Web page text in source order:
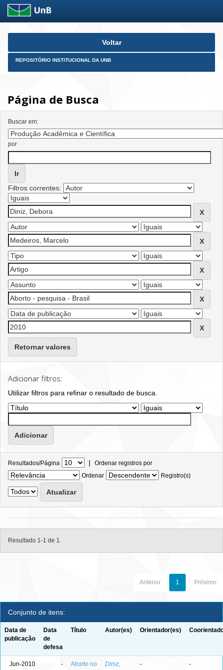
Skip
Voltar
REPOSITÓRIO INSTITUCIONAL DA UNB
Página de Busca
Buscar em:
por
Filtros correntes:
Retornar valores
Adicionar filtros:
Utilizar filtros para refinar o resultado de busca.
Resultados/Página | Ordenar registros por
Ordenar
Registro(s)
Resultado 1-1 de 1.
Anterior 1 Próximo
Conjunto de itens:
Data de
publicação
Data
de
defesa
Título Autor(es) Orientador(es)
Jun-2010 -
Aborto no
Diniz,
- -